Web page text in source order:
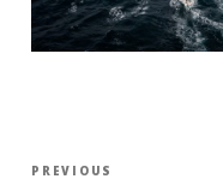
Navegación
Previous
PREVIOUS